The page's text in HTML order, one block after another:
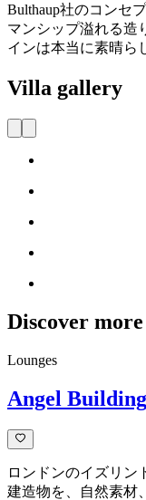
Bulthaup社のコンセ
マンシップ溢れる造
インは本当に素晴ら
Villa gallery
Discover more
Lounges
Angel Building
ロンドンのイズリン
建造物を、自然素材